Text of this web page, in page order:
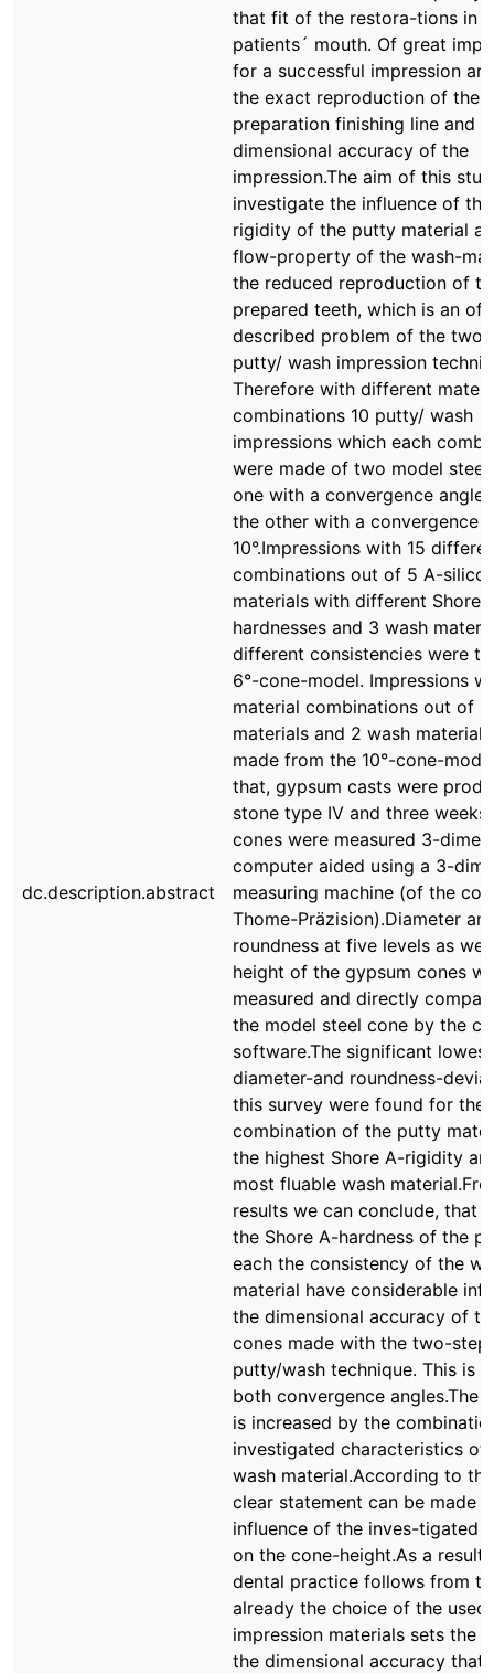
dc.description.abstract
that fit of the restora-tions in
patients´ mouth. Of great
for a successful impression
the exact reproduction of the
preparation finishing line and
dimensional accuracy of the
impression.The aim of this
investigate the influence of
rigidity of the putty material
flow-property of the wash-
the reduced reproduction of
prepared teeth, which is an
described problem of the
putty/ wash impression
Therefore with different
combinations 10 putty/ wash
impressions which each
were made of two model steel
one with a convergence angle
the other with a convergence
10°.Impressions with 15
combinations out of 5 A-
materials with different Shore
hardnesses and 3 wash
different consistencies were
6°-cone-model. Impressions
material combinations out of
materials and 2 wash
made from the 10°-cone-
that, gypsum casts were
stone type IV and three weeks
cones were measured 3-
computer aided using a 3-
measuring machine (of the
Thome-Präzision).Diameter
roundness at five levels as
height of the gypsum cones
measured and directly
the model steel cone by the
software.The significant lowest
diameter-and roundness-
this survey were found for the
combination of the putty
the highest Shore A-rigidity
most fluable wash
results we can conclude, that
the Shore A-hardness of the
each the consistency of the
material have considerable
the dimensional accuracy of
cones made with the two-step
putty/wash technique. This is
both convergence angles.The
is increased by the
investigated characteristics of
wash material.According to
clear statement can be made
influence of the inves-tigated
on the cone-height.As a result
dental practice follows from
already the choice of the used
impression materials sets the
the dimensional accuracy that